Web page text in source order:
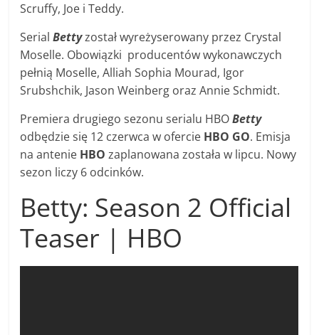
Scruffy, Joe i Teddy.
SerialBettyzostał wyreżyserowany przez Crystal
Moselle. Obowiązki producentów wykonawczych
pełnią Moselle, Alliah Sophia Mourad, Igor
Srubshchik, Jason Weinberg oraz Annie Schmidt.
Premiera drugiego sezonu serialu HBOBetty
odbędzie się 12 czerwca w ofercie HBO GO. Emisja
na antenie HBO zaplanowana została w lipcu. Nowy
sezon liczy 6 odcinków.
Betty: Season 2 Official
Teaser | HBO